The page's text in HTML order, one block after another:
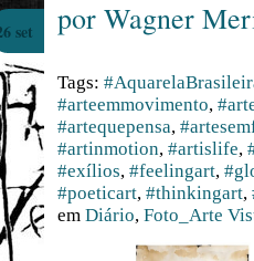
por Wagner
set
Tags:
#arteemmovimento,
#artequepensa,
#artinmotion, #artislife,
#exílios, #feelingart,
#poeticart, #thinkingart,
em Diário, Foto_Arte